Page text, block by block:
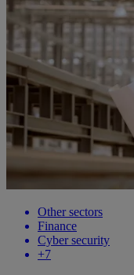
Other sectors
Finance
Cyber security
+7